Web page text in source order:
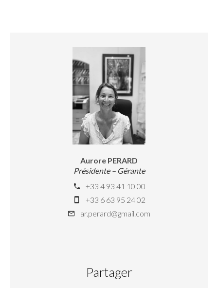
Aurore PERARD
Présidente – Gérante
+33 4 93 41 10 00
+33 6 63 95 24 02
ar.perard@gmail.com
Partager